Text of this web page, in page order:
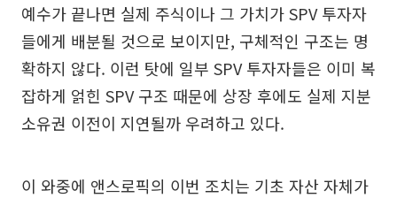
예수가 끝나면 실제 주식이나 그 가치가 SPV 투자자
들에게 배분될 것으로 보이지만, 구체적인 구조는 명
확하지 않다. 이런 탓에 일부 SPV 투자자들은 이미 복
잡하게 얽힌 SPV 구조 때문에 상장 후에도 실제 지분
소유권 이전이 지연될까 우려하고 있다.
이 와중에 앤스로픽의 이번 조치는 기초 자산 자체가